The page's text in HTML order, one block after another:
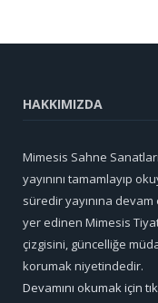
HAKKIMIZDA
Mimesis Sahne
yayınını tamamlayıp
süredir yayınına
yer edinen Mimesis
çizgisini, güncelliğe
korumak niyetindedir.
Devamını okumak için